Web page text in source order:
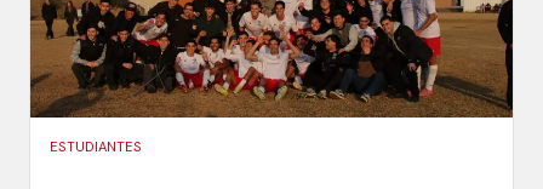
ESTUDIANTES